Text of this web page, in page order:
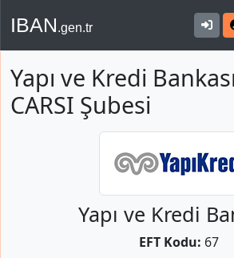
IBAN.gen.tr
Yapı ve Kredi
CARSI Şubesi
Yapı ve Kredi
EFT Kodu: 67